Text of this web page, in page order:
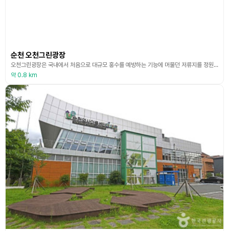
순천 오천그린광장
오천그린광장은 국내에서 처음으로 대규모 홍수를 예방하는 기능에 머물던 저류지를 정원으로 바꿔낸 곳이다. 저류지에 사계절 잔디를 깔고 어싱길과 경관조명, 바닥분수 등을 연출해 모든 시민들이 모여 만남과 소통을 이어가며 순천의 새로운 ‘광장문화’를 꽃피운 곳이다. 대규모 마로니에 숲을 비롯하여 다양한 수목들이 어싱길, 잔디밭과 어우러져 시민들이 많이 찾고 사랑하는 공간으로 자리매김하여 방문객들의 감탄이 끊이지 않는 곳이다.
약 0.8 km